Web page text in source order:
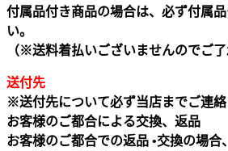
付属品付き商品の場合は、必ず付属
い。
（※送料着払いございませんのでご了
送付先
※送付先について必ず当店までご連
お客様のご都合による交換、返品
お客様のご都合での返品 •交換の場合、